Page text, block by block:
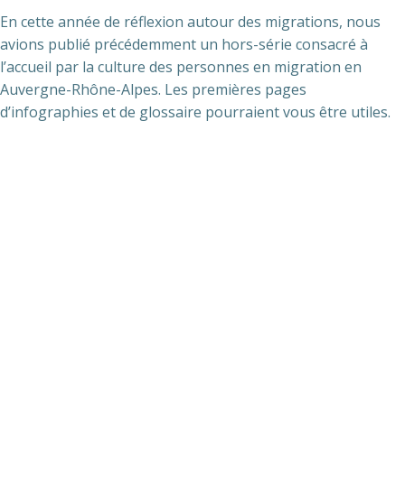
En cette année de réflexion autour des migrations, nous
avions publié précédemment un hors-série consacré à
l’accueil par la culture des personnes en migration en
Auvergne-Rhône-Alpes. Les premières pages
d’infographies et de glossaire pourraient vous être utiles.